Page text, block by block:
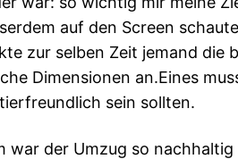
auf den Screen
zur selben Zeit jemand die
Dimensionen an.Eines
sein sollten.
war der Umzug so